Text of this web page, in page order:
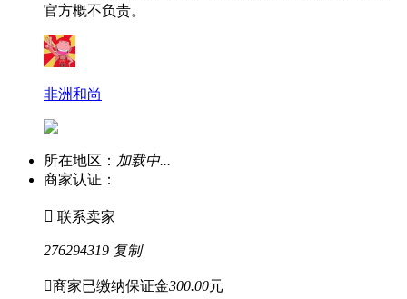
官方概不负责。
非洲和尚
所在地区： 加载中...
商家认证：
 联系卖家
276294319 复制
商家已缴纳保证金300.00元